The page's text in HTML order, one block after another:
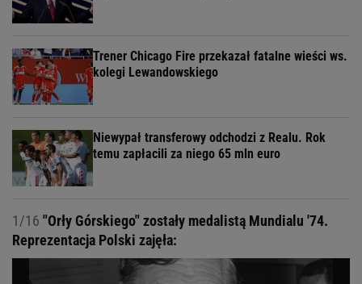
Trener Chicago Fire przekazał fatalne wieści ws.
kolegi Lewandowskiego
Niewypał transferowy odchodzi z Realu. Rok
temu zapłacili za niego 65 mln euro
1/16 "Orły Górskiego" zostały medalistą Mundialu '74.
Reprezentacja Polski zajęła: